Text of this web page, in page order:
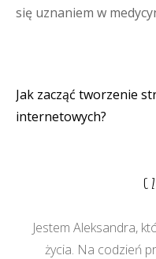
się uznaniem w
Nawigacja
Jak zacząć tworzenie
internetowych?
Jestem Aleksandra,
życia. Na codzień